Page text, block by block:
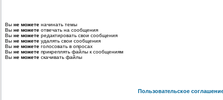
Вы не можете начинать темы
Вы не можете отвечать на сообщения
Вы не можете редактировать свои сообщения
Вы не можете удалять свои сообщения
Вы не можете голосовать в опросах
Вы не можете прикреплять файлы к сообщениям
Вы не можете скачивать файлы
Пользовательское